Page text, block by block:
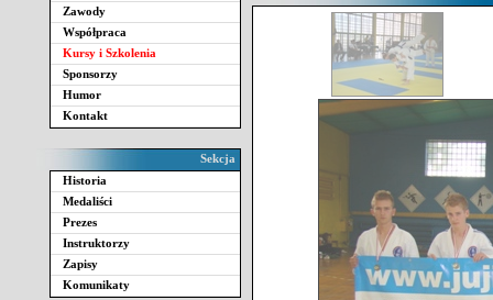
Zawody
Współpraca
Kursy i Szkolenia
Sponsorzy
Humor
Kontakt
Sekcja
Historia
Medaliści
Prezes
Instruktorzy
Zapisy
Komunikaty